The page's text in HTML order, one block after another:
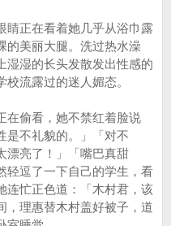
正在看着她几乎从浴巾露
的美丽大腿。洗过热水澡
湿湿的长头发散发出性感的
流露过的迷人媚态。
偷看，她不禁红着脸说
是不礼貌的。」「对不
漂亮了！」「嘴巴真甜
轻逗了一下自己的学生，看
连忙正色道：「木村君，该
，理惠替木村盖好被子，道